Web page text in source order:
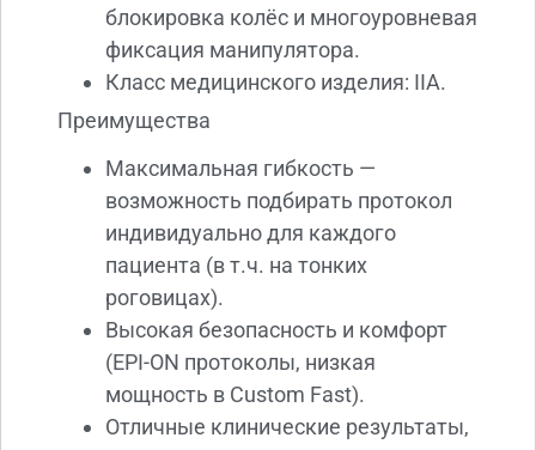
блокировка колёс и многоуровневая
фиксация манипулятора.
Класс медицинского изделия: IIA.
Преимущества
Максимальная гибкость —
возможность подбирать протокол
индивидуально для каждого
пациента (в т.ч. на тонких
роговицах).
Высокая безопасность и комфорт
(EPI-ON протоколы, низкая
мощность в Custom Fast).
Отличные клинические результаты,